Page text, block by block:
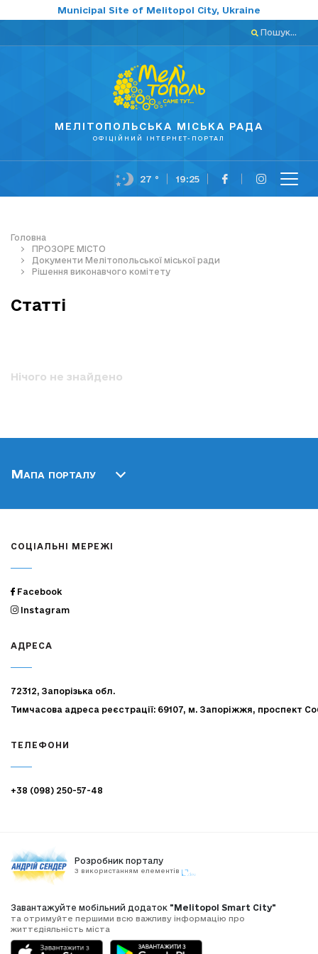
Municipal Site of Melitopol City, Ukraine
Пошук...
МЕЛІТОПОЛЬСЬКА МІСЬКА РАДА
ОФІЦІЙНИЙ ІНТЕРНЕТ-ПОРТАЛ
27 ° 19:25
Головна
ПРОЗОРЕ МІСТО
Документи Мелітопольської міської ради
Рішення виконавчого комітету
Статті
Нічого не знайдено
Мапа порталу
СОЦІАЛЬНІ МЕРЕЖІ
Facebook
Instagram
АДРЕСА
72312, Запорізька обл.
Тимчасова адреса реєстрації: 69107, м. Запоріжжя, проспект
ТЕЛЕФОНИ
+38 (098) 250-57-48
Розробник порталу
З використанням елементів
Завантажуйте мобільний додаток "Melitopol Smart City"
та отримуйте першими всю важливу інформацію про
життєдіяльність міста